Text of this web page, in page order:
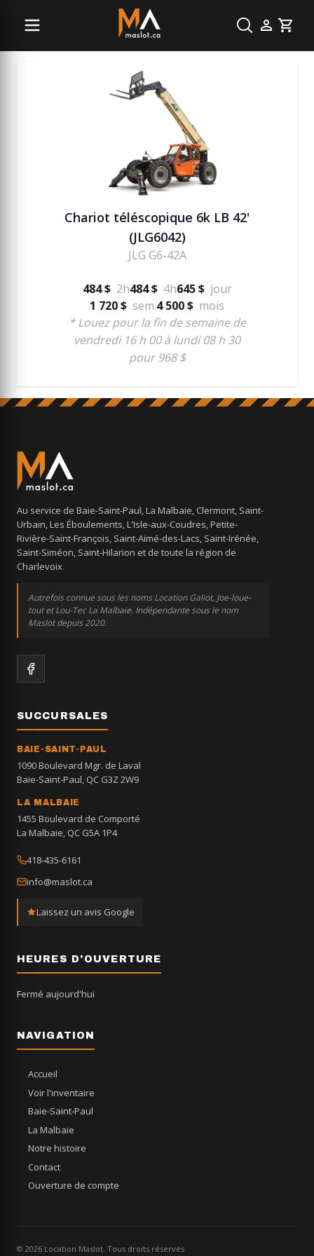
Cart
Manutention
Chariot téléscopique 6k LB 42'
(JLG6042)
JLG G6-42A
484 $ 2h484 $ 4h645 $ jour
1 720 $ sem.4 500 $ mois
* Louez pour la fin de semaine de
vendredi 16 h 00 à lundi 08 h 30
pour 968 $
Au service de Baie-Saint-Paul, La Malbaie, Clermont, Saint-
Urbain, Les Éboulements, L'Isle-aux-Coudres, Petite-
Rivière-Saint-François, Saint-Aimé-des-Lacs, Saint-Irénée,
Saint-Siméon, Saint-Hilarion et de toute la région de
Charlevoix
Autrefois connue sous les noms Location Galiot, Joe-loue-
tout et Lou-Tec La Malbaie. Indépendante sous le nom
Maslot depuis 2020.
SUCCURSALES
BAIE-SAINT-PAUL
1090 Boulevard Mgr. de Laval
Baie-Saint-Paul, QC G3Z 2W9
LA MALBAIE
1455 Boulevard de Comporté
La Malbaie, QC G5A 1P4
418-435-6161
info@maslot.ca
Laissez un avis Google
HEURES D'OUVERTURE
Fermé aujourd'hui
NAVIGATION
Accueil
Voir l'inventaire
Baie-Saint-Paul
La Malbaie
Notre histoire
Contact
Ouverture de compte
© 2026 Location Maslot. Tous droits réservés